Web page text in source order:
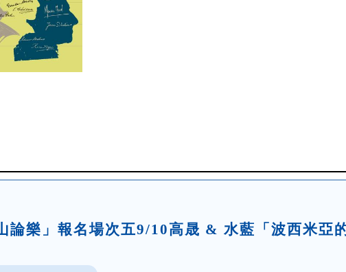
論樂」報名場次五9/10高晟 & 水藍「波西米亞